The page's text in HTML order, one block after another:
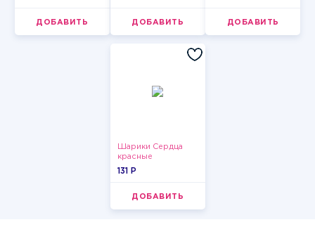
ДОБАВИТЬ ДОБАВИТЬ ДОБАВИТЬ
Шарики Сердца
красные
131 P
ДОБАВИТЬ